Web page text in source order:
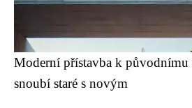
Moderní přístavba k původnímu
snoubí staré s novým